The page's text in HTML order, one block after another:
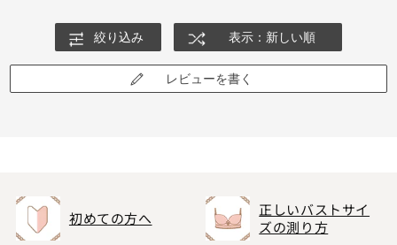
絞り込み 表示：新しい順
レビューを書く
初めての方へ
正しいバストサイ
ズの測り方